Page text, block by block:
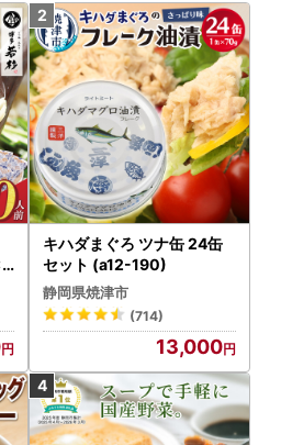
キハダまぐろ ツナ缶 24缶
セット (a12-190)
静岡県焼津市
(714)
13,000